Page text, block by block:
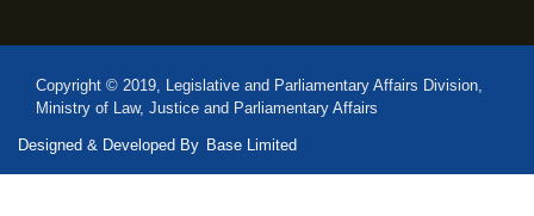
Copyright © 2019, Legislative and Parliamentary Affairs Division,
Ministry of Law, Justice and Parliamentary Affairs
Designed & Developed By Base Limited